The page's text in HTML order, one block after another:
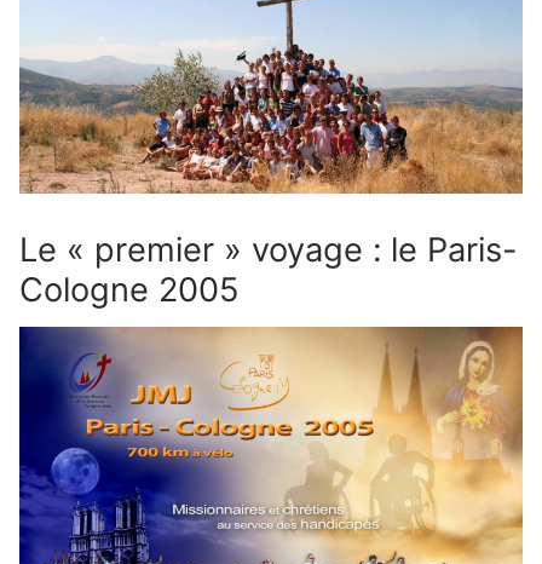
Textes
Le « premier » voyage : le Paris-
Cologne 2005